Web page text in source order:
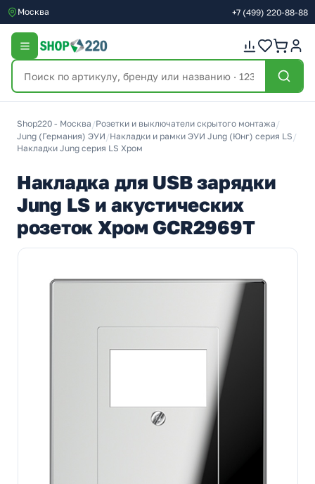
Москва +7 (499) 220-88-88
Shop220 - Москва /Розетки и выключатели скрытого монтажа /
Jung (Германия) ЭУИ /Накладки и рамки ЭУИ Jung (Юнг) серия LS /
Накладки Jung серия LS Хром
Накладка для USB зарядки
Jung LS и акустических
розеток Хром GCR2969T